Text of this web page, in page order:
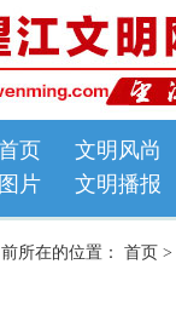
页 文明风尚
图片
文明播报
所在的位置： 首页 >